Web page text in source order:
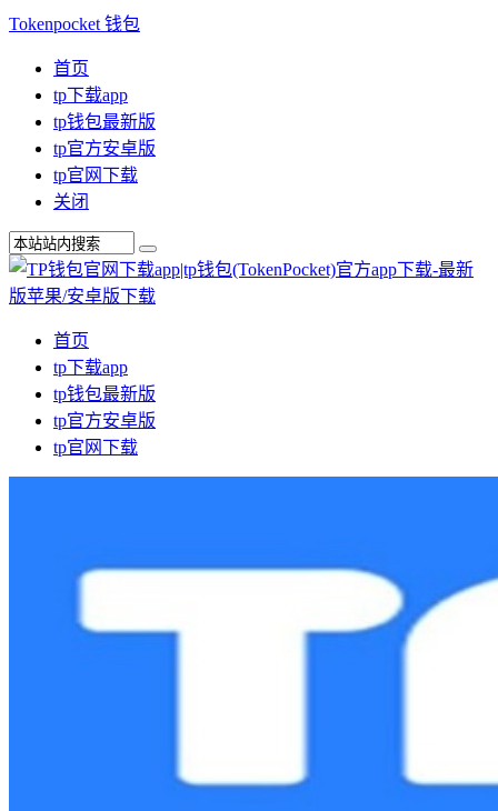
Tokenpocket 钱包
首页
tp下载app
tp钱包最新版
tp官方安卓版
tp官网下载
关闭
首页
tp下载app
tp钱包最新版
tp官方安卓版
tp官网下载